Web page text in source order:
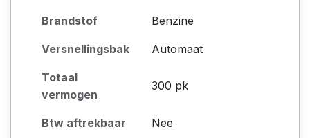
Brandstof Benzine
Versnellingsbak Automaat
Totaal
vermogen
300 pk
Btw aftrekbaar Nee